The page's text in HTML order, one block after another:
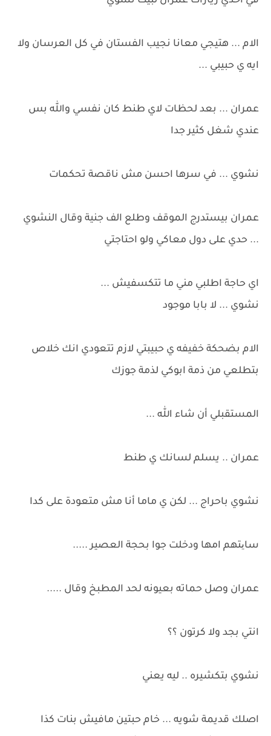
الام ... هتيجي معانا نجيب الفستان في كل العرسان ولا
ايه ي حبيبي ...
عمران ... بعد لحظات لاي طنط كان نفسي والله بس
عندي شغل كثير جدا
نشوي ... في سرها احسن مش ناقصة تحكمات
عمران بيستدرج الموقف وطلع الف جنية وقال النشوي
... حدي على دول معاكي ولو احتاجتي
اي حاجة اطلبي مني ما تتكسفيش ...
نشوي ... لا بابا موجود
الام بضحكة خفيفه ي حبيبتي لازم تتعودي انك خلاص
بتطلعي من ذمة ابوكي لذمة جوزك
المستقبلي أن شاء الله ...
عمران .. يسلم لسانك ي طنط
نشوي باحراج ... لكن ي ماما أنا مش متعودة على كدا
سایتهم امها ودخلت جوا بحجة العصير .....
عمران وصل حماته بعيونه لحد المطبخ وقال .....
انتي بجد ولا كرتون ؟؟
نشوي بتكشيره .. ليه يعني
اصلك قديمة شويه ... خام حبتين مافيش بنات كذا